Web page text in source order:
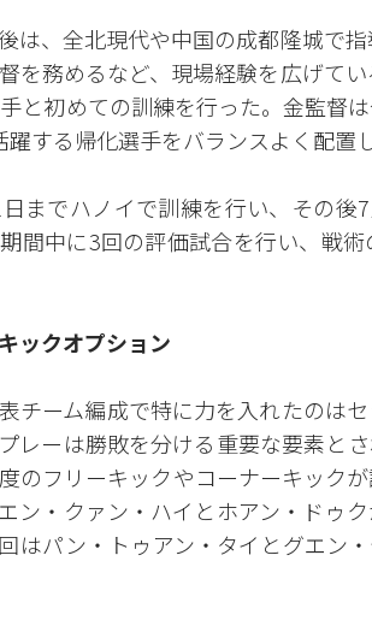
は、全北現代や中国の成都隆城で
を務めるなど、現場経験を広げて
と初めての訓練を行った。金監督
する帰化選手をバランスよく配置
までハノイで訓練を行い、その
間中に3回の評価試合を行い、戦
ックオプション
チーム編成で特に力を入れたのは
レーは勝敗を分ける重要な要素と
のフリーキックやコーナーキック
ン・クァン・ハイとホアン・ドゥ
はパン・トゥアン・タイとグエン